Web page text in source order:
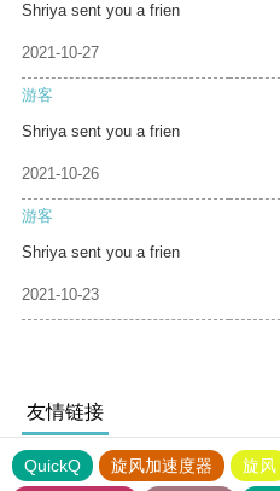
Shriya sent you a frien
2021-10-27
游客
Shriya sent you a frien
2021-10-26
游客
Shriya sent you a frien
2021-10-23
友情链接
QuickQ 旋风加速度器 旋风